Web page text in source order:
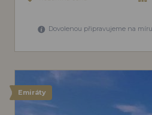
Dovolenou připravujeme na míru
Emiráty